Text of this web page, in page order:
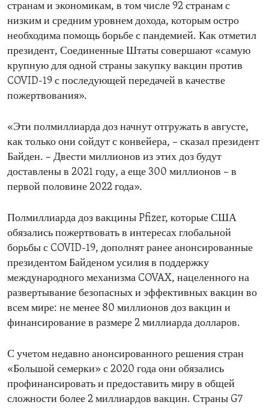
странам и экономикам, в том числе 92 странам с
низким и средним уровнем дохода, которым остро
необходима помощь борьбе с пандемией. Как отметил
президент, Соединенные Штаты совершают «самую
крупную для одной страны закупку вакцин против
COVID-19 с последующей передачей в качестве
пожертвования».
«Эти полмиллиарда доз начнут отгружать в августе,
как только они сойдут с конвейера, – сказал президент
Байден. – Двести миллионов из этих доз будут
доставлены в 2021 году, а еще 300 миллионов – в
первой половине 2022 года».
Полмиллиарда доз вакцины Pfizer, которые США
обязались пожертвовать в интересах глобальной
борьбы с COVID-19, дополнят ранее анонсированные
президентом Байденом усилия в поддержку
международного механизма COVAX, нацеленного на
развертывание безопасных и эффективных вакцин во
всем мире: не менее 80 миллионов доз вакцин и
финансирование в размере 2 миллиарда долларов.
С учетом недавно анонсированного решения стран
«Большой семерки» с 2020 года они обязались
профинансировать и предоставить миру в общей
сложности более 2 миллиардов вакцин. Страны G7